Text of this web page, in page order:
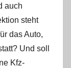
auch
steht
das Auto,
Und soll
Kfz-